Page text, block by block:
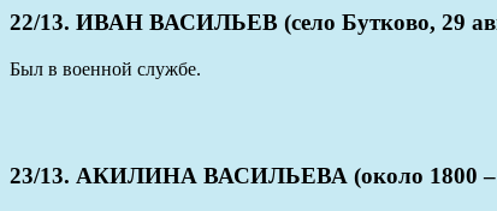
22/13. ИВАН ВАСИЛЬЕВ (село Бутково, 29
Был в военной службе.
23/13. АКИЛИНА ВАСИЛЬЕВА (около 1800 –